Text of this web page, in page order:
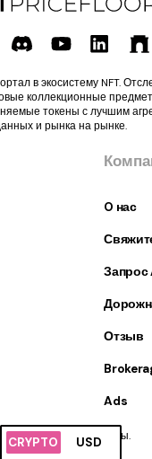
CRYPTO USD
в экосистему NFT.
коллекционные
токены с лучшим
и рынка на рынке.
O нас
Запрос
Отзыв
Ads
Все права защищены.